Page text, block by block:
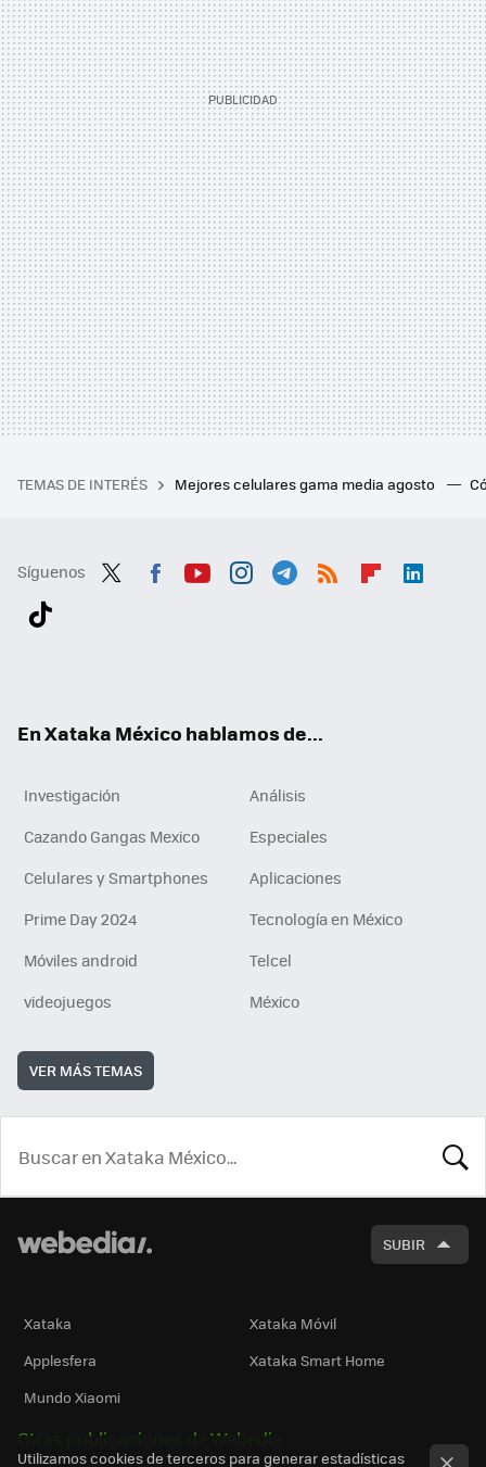
TEMAS DE INTERÉS Mejores celulares gama media agosto
Síguenos
En Xataka México hablamos de...
Investigación
Análisis
Cazando Gangas Mexico
Especiales
Celulares y Smartphones
Aplicaciones
Prime Day 2024
Tecnología en México
Móviles android
Telcel
videojuegos
México
VER MÁS TEMAS
SUBIR
Xataka
Xataka Móvil
Applesfera
Xataka Smart Home
Mundo Xiaomi
Otras publicaciones de Webedia
Utilizamos cookies de terceros para generar estadísticas